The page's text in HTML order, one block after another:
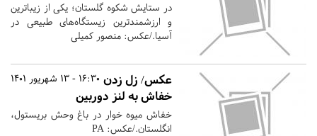
در ستایش شکوه گلستان؛ یکی از زیباترین
و ارزشمندترین زیستگاه‌های طبیعی در
آسیا./عکس: منصور کمیلی
16:30 - 13 شهریور 1401 عکس/ زل زدن
خفاش به لنز دوربین
خفاش میوه خوار در باغ وحش بریستول،
انگلستان./عکس: PA